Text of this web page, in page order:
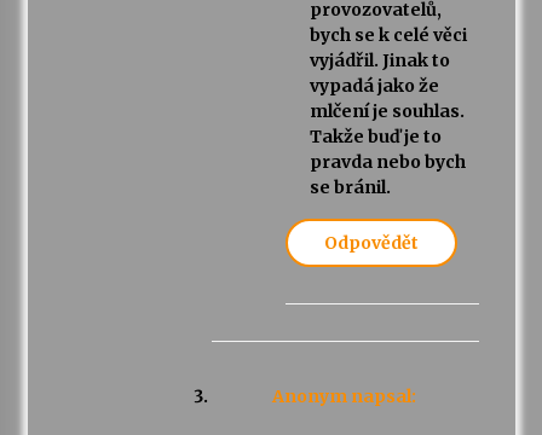
provozovatelů,
bych se k celé věci
vyjádřil. Jinak to
vypadá jako že
mlčení je souhlas.
Takže buď je to
pravda nebo bych
se bránil.
Odpovědět
Anonym napsal: